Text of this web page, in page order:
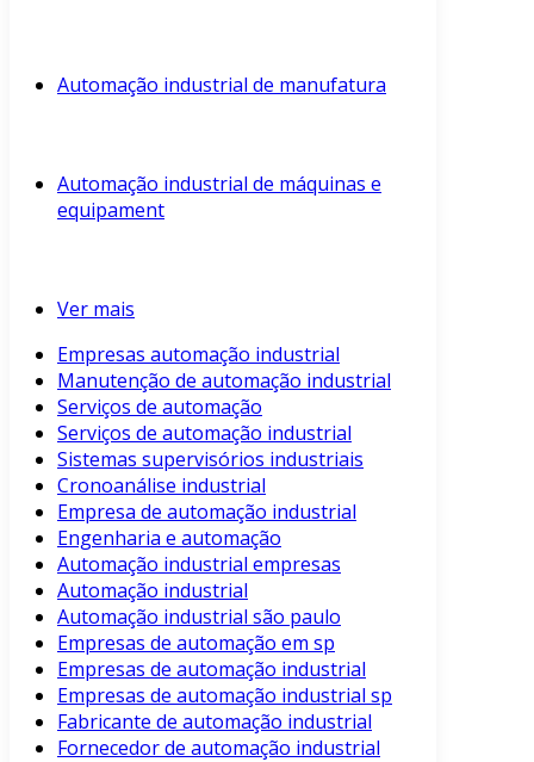
Automação industrial de manufatura
Automação industrial de máquinas e
equipament
Ver mais
Empresas automação industrial
Manutenção de automação industrial
Serviços de automação
Serviços de automação industrial
Sistemas supervisórios industriais
Cronoanálise industrial
Empresa de automação industrial
Engenharia e automação
Automação industrial empresas
Automação industrial
Automação industrial são paulo
Empresas de automação em sp
Empresas de automação industrial
Empresas de automação industrial sp
Fabricante de automação industrial
Fornecedor de automação industrial